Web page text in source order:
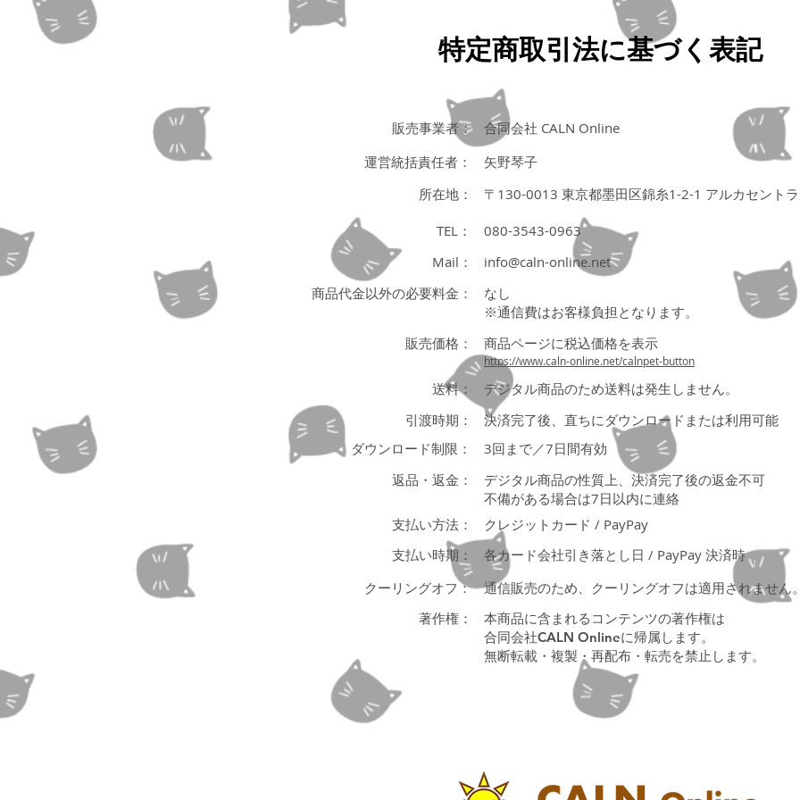
特定商取引法に基づく表記
販売事業者：
運営統括責任者：
所在地：
TEL：
080-3543-0963
Mail：
商品代金以外の必要料金：​
引渡時期：
決済完了後、直ちにダウンロードまたは利用可能
ダウンロード制限：
3回まで／7日間有効
返品・返金：
デジタル商品の性質上、決済完了後の返金不可
不備がある場合は7日以内に連絡
支払い方法：
クレジットカード / PayPay
支払い時期：
各カード会社引き落とし日 / PayPay 決済時
販売価格：​
クーリングオフ：
通信販売のため、クーリングオフは適用されません
著作権：
本商品に含まれるコンテンツの著作権は
合同会社CALN Onlineに帰属します。
無断転載・複製・再配布・転売を禁止します。
送料：
合同会社 CALN Online
矢野琴子
〒130-0013 東京都墨田区錦糸1-2-1 アルカセント
info@caln-online.net
なし
※通信費はお客様負担となります。
https://www.caln-online.net/calnpet-button
商品ページに税込価格を表示
デジタル商品のため送料は発生しません。